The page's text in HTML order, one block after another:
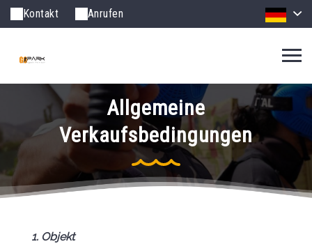
Kontakt Anrufen
Allgemeine
Verkaufsbedingungen
1. Objekt